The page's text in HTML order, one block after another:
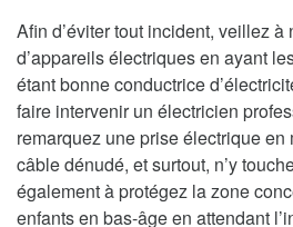
Afin d’éviter tout incident, veillez
d’appareils électriques en ayant
étant bonne conductrice
faire intervenir un électricien
remarquez une prise électrique en
câble dénudé, et surtout, n’y
également à protégez la zone
enfants en bas-âge en attendant